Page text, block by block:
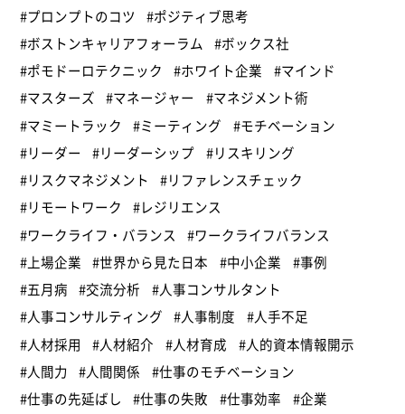
#プロンプトのコツ
#ポジティブ思考
#ボストンキャリアフォーラム
#ボックス社
#ポモドーロテクニック
#ホワイト企業
#マインド
#マスターズ
#マネージャー
#マネジメント術
#マミートラック
#ミーティング
#モチベーション
#リーダー
#リーダーシップ #リスキリング
#リスクマネジメント
#リファレンスチェック
#リモートワーク
#レジリエンス
#ワークライフ・バランス
#ワークライフバランス
#上場企業
#世界から見た日本 #中小企業
#事例
#五月病
#交流分析
#人事コンサルタント
#人事コンサルティング
#人事制度
#人手不足
#人材採用
#人材紹介 #人材育成
#人的資本情報開示
#人間力
#人間関係
#仕事のモチベーション
#仕事の先延ばし
#仕事の失敗 #仕事効率
#企業